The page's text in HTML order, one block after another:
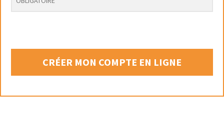
CRÉER MON COMPTE EN LIGNE